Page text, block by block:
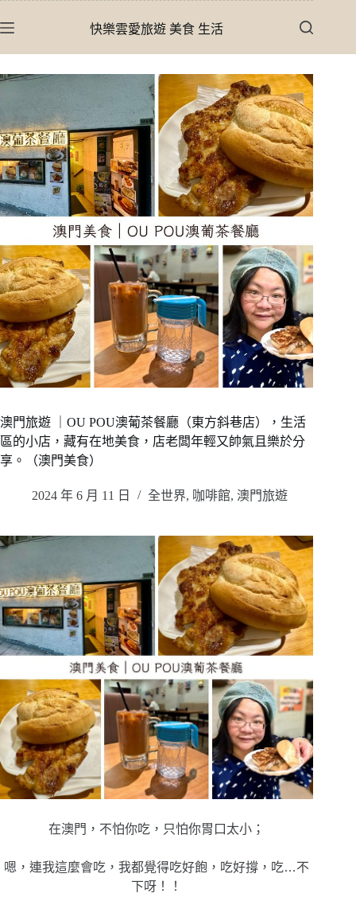
至
內
快樂雲愛旅遊 美食 生活
澳門旅遊 ｜OU POU澳葡茶餐廳（東方斜巷店），生活
區的小店，藏有在地美食，店老闆年輕又帥氣且樂於分
享。（澳門美食）
2024 年 6 月 11 日 全世界, 咖啡館, 澳門旅遊
在澳門，不怕你吃，只怕你胃口太小；
嗯，連我這麼會吃，我都覺得吃好飽，吃好撐，吃…不
下呀！！